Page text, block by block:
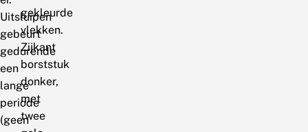
Uitsluipen
gebeurt
gedurende
een
lange
periode
(geen
gekleurde
vlekken.
Zijkant
borststuk
donker,
met
twee